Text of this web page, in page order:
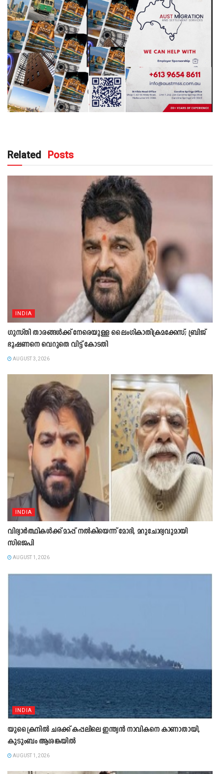
Related Posts
INDIA
ഗുസ്തി താരങ്ങൾക്ക് നേരെയുള്ള ലൈംഗികാതിക്രമക്കേസ്; ബ്രിജ്
ഭൂഷണനെ വെറുതെ വിട്ട് കോടതി
AUGUST 3, 2026
INDIA
വിദ്യാർത്ഥികൾക്ക് മാപ്പ് നൽകിയെന്ന് മോദി, മറുചോദ്യവുമായി
സിജെപി
AUGUST 1, 2026
INDIA
യുക്രൈനിൽ ചരക്ക് കപ്പലിലെ ഇന്ത്യൻ നാവികനെ കാണാതായി,
കുടുംബം ആശങ്കയിൽ
AUGUST 1, 2026